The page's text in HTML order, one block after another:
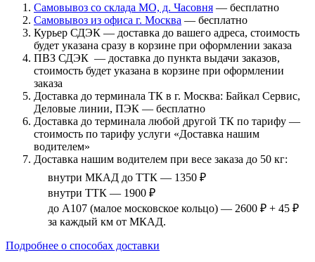
Самовывоз со склада МО, д. Часовня — бесплатно
Самовывоз из офиса г. Москва — бесплатно
Курьер СДЭК — доставка до вашего адреса, стоимость
будет указана сразу в корзине при оформлении заказа
ПВЗ СДЭК — доставка до пункта выдачи заказов,
стоимость будет указана в корзине при оформлении
заказа
Доставка до терминала ТК в г. Москва: Байкал Сервис,
Деловые линии, ПЭК — бесплатно
Доставка до терминала любой другой ТК по тарифу —
стоимость по тарифу услуги «Доставка нашим
водителем»
Доставка нашим водителем при весе заказа до 50 кг:
внутри МКАД до ТТК — 1350 ₽
внутри ТТК — 1900 ₽
до А107 (малое московское кольцо) — 2600 ₽ + 45 ₽
за каждый км от МКАД.
Подробнее о способах доставки